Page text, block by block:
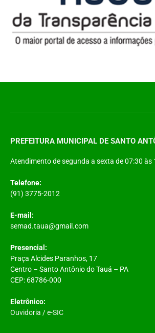
PREFEITURA MUNICIPAL DE SANTO
Atendimento de segunda a sexta de 07:30 às
Telefone:
(91) 3775-2012
E-mail:
semad.taua@gmail.com
Presencial:
Praça Alcides Paranhos, 17
Centro – Santo Antônio do Tauá – PA
CEP: 68786-000
Eletrônico:
Ouvidoria /e-SIC